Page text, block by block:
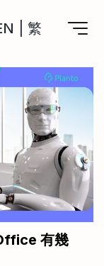
繁
有幾